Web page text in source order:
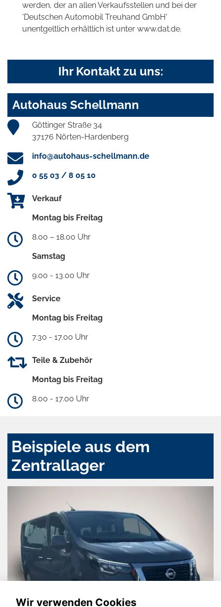
werden, der an allen Verkaufsstellen und bei der
'Deutschen Automobil Treuhand GmbH'
unentgeltlich erhältlich ist unter www.dat.de.
Ihr Kontakt zu uns:
Autohaus Schellmann
Göttinger Straße 34
37176 Nörten-Hardenberg
info@autohaus-schellmann.de
0 55 03 / 8 05 10
Verkauf
Montag bis Freitag
8.00 – 18.00 Uhr
Samstag
9.00 - 13.00 Uhr
Service
Montag bis Freitag
7.30 - 17.00 Uhr
Teile & Zubehör
Montag bis Freitag
8.00 - 17.00 Uhr
Beispiele aus dem
Zentrallager
Wir verwenden Cookies